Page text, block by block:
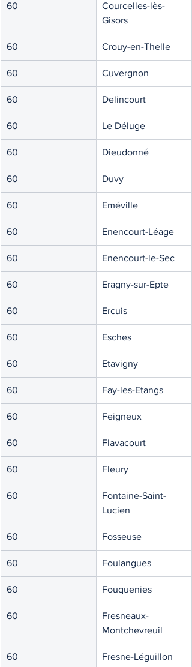
60
Courcelles-lès-
Gisors
60 Crouy-en-Thelle
60 Cuvergnon
60 Delincourt
60 Le Déluge
60 Dieudonné
60 Duvy
60 Eméville
60 Enencourt-Léage
60 Enencourt-le-Sec
60 Eragny-sur-Epte
60 Ercuis
60 Esches
60 Etavigny
60 Fay-les-Etangs
60 Feigneux
60 Flavacourt
60 Fleury
60
Fontaine-Saint-
Lucien
60 Fosseuse
60 Foulangues
60 Fouquenies
60
Fresneaux-
Montchevreuil
60 Fresne-Léguillon